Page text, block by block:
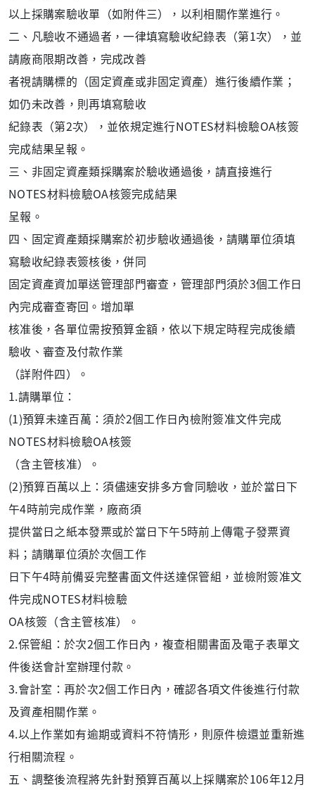
以上採購案驗收單（如附件三），以利相關作業進行。
二、凡驗收不通過者，一律填寫驗收紀錄表（第1次），並
請廠商限期改善，完成改善
者視請購標的（固定資產或非固定資產）進行後續作業；
如仍未改善，則再填寫驗收
紀錄表（第2次），並依規定進行NOTES材料檢驗OA核簽
完成結果呈報。
三、非固定資產類採購案於驗收通過後，請直接進行
NOTES材料檢驗OA核簽完成結果
呈報。
四、固定資產類採購案於初步驗收通過後，請購單位須填
寫驗收紀錄表簽核後，併同
固定資產資加單送管理部門審查，管理部門須於3個工作日
內完成審查寄回。增加單
核准後，各單位需按預算金額，依以下規定時程完成後續
驗收、審查及付款作業
（詳附件四）。
1.請購單位：
(1)預算未達百萬：須於2個工作日內檢附簽准文件完成
NOTES材料檢驗OA核簽
（含主管核准）。
(2)預算百萬以上：須儘速安排多方會同驗收，並於當日下
午4時前完成作業，廠商須
提供當日之紙本發票或於當日下午5時前上傳電子發票資
料；請購單位須於次個工作
日下午4時前備妥完整書面文件送達保管組，並檢附簽准文
件完成NOTES材料檢驗
OA核簽（含主管核准）。
2.保管組：於次2個工作日內，複查相關書面及電子表單文
件後送會計室辦理付款。
3.會計室：再於次2個工作日內，確認各項文件後進行付款
及資產相關作業。
4.以上作業如有逾期或資料不符情形，則原件檢還並重新進
行相關流程。
五、調整後流程將先針對預算百萬以上採購案於106年12月